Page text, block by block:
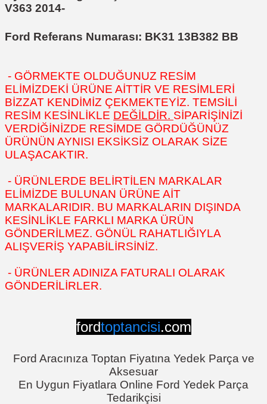
V363 2014-
Ford Referans Numarası: BK31 13B382 BB
- GÖRMEKTE OLDUĞUNUZ RESİM
ELİMİZDEKİ ÜRÜNE AİTTİR VE RESİMLERİ
BİZZAT KENDİMİZ ÇEKMEKTEYİZ. TEMSİLİ
RESİM KESİNLİKLE DEĞİLDİR. SİPARİŞİNİZİ
VERDİĞİNİZDE RESİMDE GÖRDÜĞÜNÜZ
ÜRÜNÜN AYNISI EKSİKSİZ OLARAK SİZE
ULAŞACAKTIR.
- ÜRÜNLERDE BELİRTİLEN MARKALAR
ELİMİZDE BULUNAN ÜRÜNE AİT
MARKALARIDIR. BU MARKALARIN DIŞINDA
KESİNLİKLE FARKLI MARKA ÜRÜN
GÖNDERİLMEZ. GÖNÜL RAHATLIĞIYLA
ALIŞVERİŞ YAPABİLİRSİNİZ.
- ÜRÜNLER ADINIZA FATURALI OLARAK
GÖNDERİLİRLER.
fordtoptancisi.com
Ford Aracınıza Toptan Fiyatına Yedek Parça ve
Aksesuar
En Uygun Fiyatlara Online Ford Yedek Parça
Tedarikçisi